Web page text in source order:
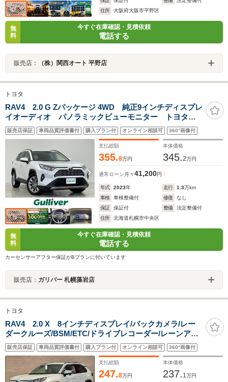
住所
大阪府大阪市平野区
無
料
今すぐ在庫確認・見積依頼
電話する
販売店： （株）関西オート 平野店
トヨタ
RAV4 2.0 G Zパッケージ 4WD 純正9インチディスプレ
イオーディオ パノラミックビューモニター トヨタセ
ーフティセンス PCS LTA AHB レーダークルーズ
コントロール BSM オートライト シートヒーター
販売店保証 車両品質評価書付 購入プラン付 オンライン相談可 360°画像付
支払総額
355.8万円
本体価格
345.2万円
通常ローン 月々41,200円
年式 2023年 走行 1.3万km
車検
車検整備付 修復
なし
保証
保証付 整備
法定整備付
住所
北海道札幌市中央区
無
料
今すぐ在庫確認・見積依頼
電話する
カーセンサーアフター保証がBプランに付いています
販売店： ガリバー 札幌藻岩店
トヨタ
RAV4 2.0 X 8インチディスプレイ/バックカメラ/レー
ダークルーズ/BSM/ETC/ドライブレコーダー/レーンアシ
スト/ルーフレール/衝突軽減/オートハイビーム/USB端子/
スマートキー
販売店保証 車両品質評価書付 購入プラン付 オンライン相談可 360°画像付
支払総額
247.8万円
本体価格
237. 1万円